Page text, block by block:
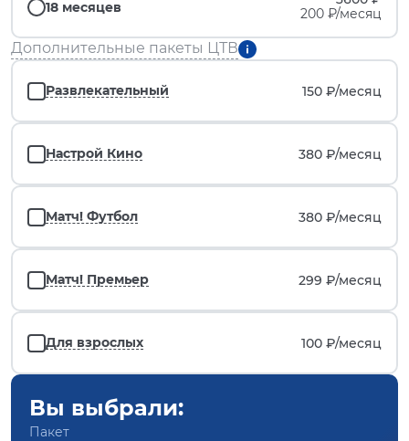
18 месяцев
200 ₽/месяц
Дополнительные пакеты ЦТВ
Развлекательный 150 ₽/месяц
Настрой Кино 380 ₽/месяц
Матч! Футбол 380 ₽/месяц
Матч! Премьер 299 ₽/месяц
Для взрослых 100 ₽/месяц
Вы выбрали:
Пакет